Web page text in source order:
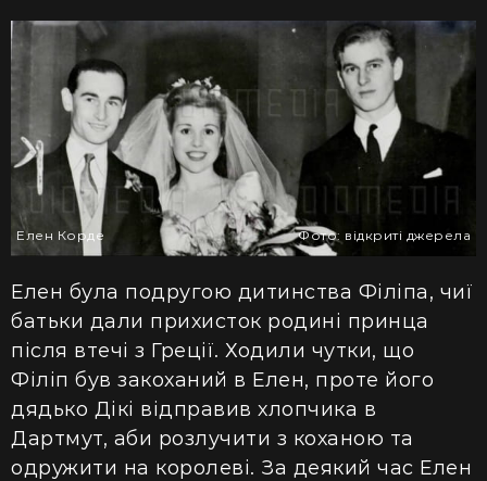
Елен Корде Фото: відкриті джерела
Елен була подругою дитинства Філіпа, чиї
батьки дали прихисток родині принца
після втечі з Греції. Ходили чутки, що
Філіп був закоханий в Елен, проте його
дядько Дікі відправив хлопчика в
Дартмут, аби розлучити з коханою та
одружити на королеві. За деякий час Елен